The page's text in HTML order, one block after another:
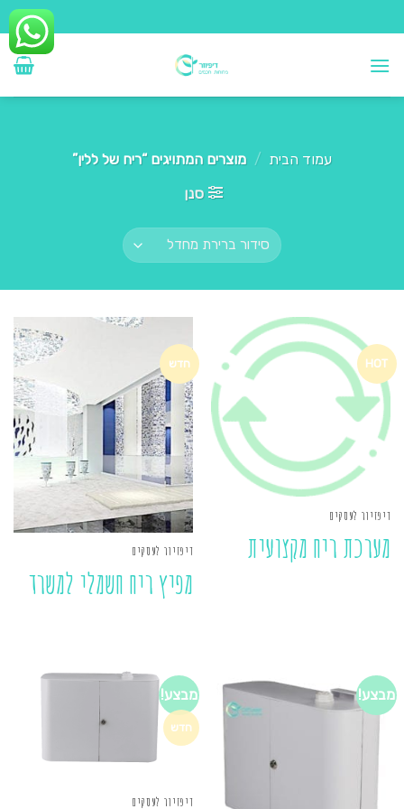
to
content
עמוד הבית / מוצרים המתויגים “ריח של ללין”
סנן
HOT
דיפזיור לעסקים
מערכת ריח מקצועית
חדש
דיפזיור לעסקים
מפיץ ריח חשמלי למשרד
מבצע! מבצע!
חדש
דיפזיור לעסקים